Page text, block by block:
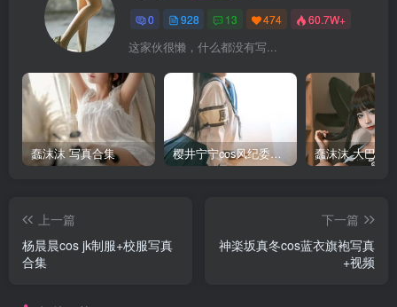
0 928 13 474 60.7W+
这家伙很懒，什么都没有写...
蠢沫沫 写真合集 樱井宁宁cos风纪委员写真套图
上一篇
杨晨晨cos jk制服+校服写真
合集
下一篇
神楽坂真冬cos蓝衣旗袍写真
+视频